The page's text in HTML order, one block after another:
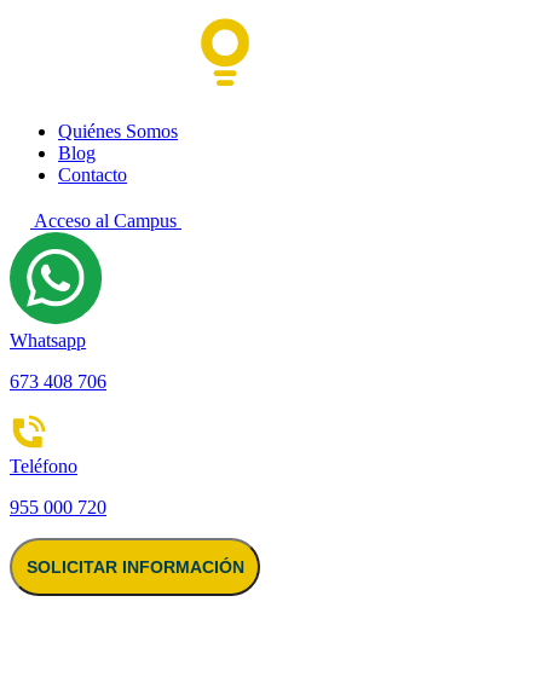
Quiénes Somos
Blog
Contacto
Acceso al Campus
Whatsapp
673 408 706
Teléfono
955 000 720
SOLICITAR INFORMACIÓN